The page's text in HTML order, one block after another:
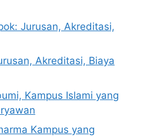
Jurusan, Akreditasi,
Akreditasi, Biaya
Kampus Islami yang
Kampus yang